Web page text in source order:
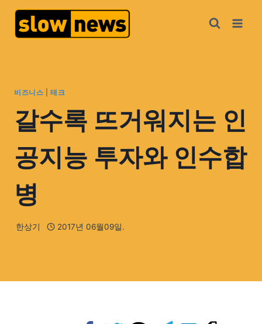
비즈니스 |테크
갈수록 뜨거워지는 인
공지능 투자와 인수합
병
한상기 2017년 06월09일.